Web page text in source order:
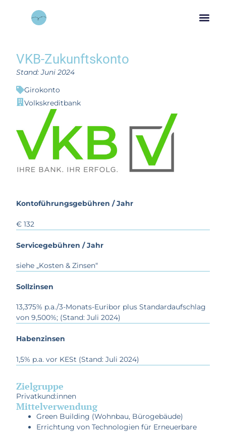
VKB-Zukunftskonto
Stand: Juni 2024
Girokonto
Volkskreditbank
Kontoführungsgebühren / Jahr
€ 132
Servicegebühren / Jahr
siehe „Kosten & Zinsen“
Sollzinsen
13,375% p.a./3-Monats-Euribor plus Standardaufschlag
von 9,500%; (Stand: Juli 2024)
Habenzinsen
1,5% p.a. vor KESt (Stand: Juli 2024)
Zielgruppe
Privatkund:innen
Mittelverwendung
Green Building (Wohnbau, Bürogebäude)
Errichtung von Technologien für Erneuerbare